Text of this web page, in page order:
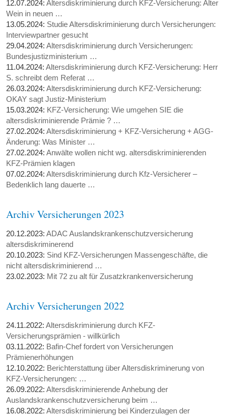
12.07.2024:Altersdiskriminierung durch KFZ-Versicherung: Alter
Wein in neuen …
13.05.2024: Studie Altersdiskriminierung durch Versicherungen:
Interviewpartner gesucht
29.04.2024:Altersdiskriminierung durch Versicherungen:
Bundesjustizministerium …
11.04.2024:Altersdiskriminierung durch KFZ-Versicherung: Herr
S. schreibt dem Referat …
26.03.2024:Altersdiskriminierung durch KFZ-Versicherung:
OKAY sagt Justiz-Ministerium
15.03.2024: KFZ-Versicherung: Wie umgehen SIE die
altersdiskriminierende Prämie ? …
27.02.2024:Altersdiskriminierung + KFZ-Versicherung + AGG-
Änderung: Was Minister …
27.02.2024:Anwälte wollen nicht wg. altersdiskriminierenden
KFZ-Prämien klagen
07.02.2024:Altersdiskriminierung durch Kfz-Versicherer –
Bedenklich lang dauerte …
Archiv Versicherungen 2023
20.12.2023:ADAC Auslandskrankenschutzversicherung
altersdiskriminerend
20.10.2023: Sind KFZ-Versicherungen Massengeschäfte, die
nicht altersdiskriminierend …
23.02.2023: Mit 72 zu alt für Zusatzkrankenversicherung
Archiv Versicherungen 2022
24.11.2022:Altersdiskriminierung durch KFZ-
Versicherungsprämien - willkürlich
03.11.2022: Bafin-Chef fordert von Versicherungen
Prämienerhöhungen
12.10.2022: Berichterstattung über Altersdiskriminerung von
KFZ-Versicherungen: …
26.09.2022:Altersdiskriminierende Anhebung der
Auslandskrankenschutzversicherung beim …
16.08.2022:Altersdiskriminierung bei Kinderzulagen der